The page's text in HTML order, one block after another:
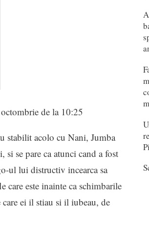
de la 10:25
stabilit acolo cu Nani, Jumba
se pare ca atunci cand a fost
ul lui distructiv incearca sa
este inainte ca schimbarile
ei il stiau si il iubeau, de